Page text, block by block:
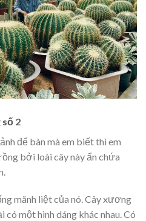
2
để bàn mà em biết thì em
bởi loài cây này ẩn chứa
mãnh liệt của nó. Cây xương
một hình dáng khác nhau. Có